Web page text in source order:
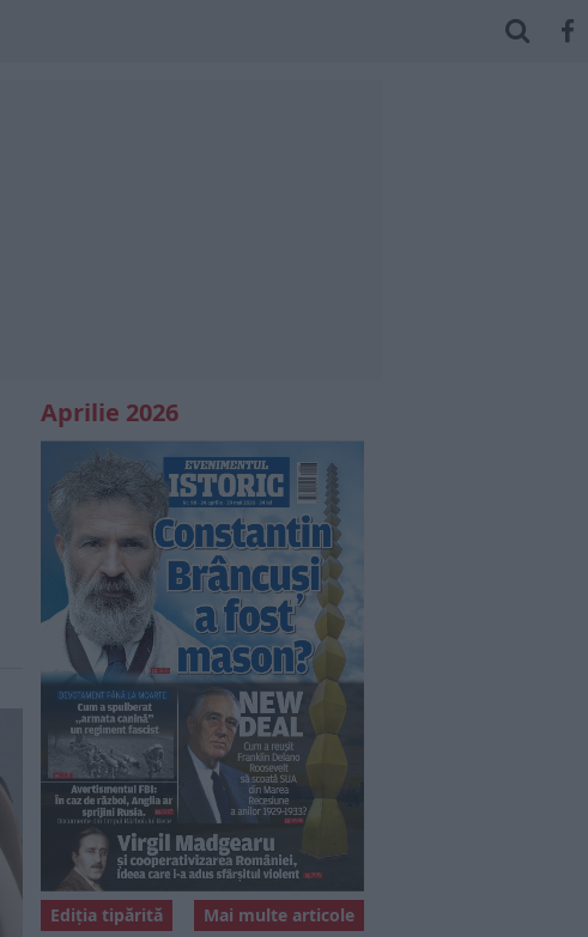
Aprilie 2026
Mai multe articole
Ediția tipărită